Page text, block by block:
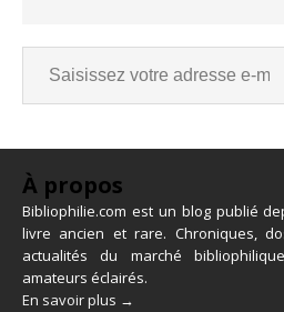
À propos
Bibliophilie.com est un blog publié
livre ancien et rare. Chroniques,
actualités du marché
amateurs éclairés.
En savoir plus →